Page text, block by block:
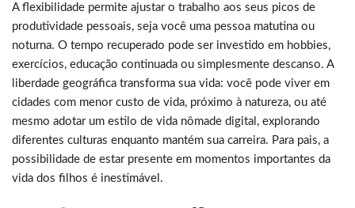
A flexibilidade permite ajustar o trabalho aos seus picos de
produtividade pessoais, seja você uma pessoa matutina ou
noturna. O tempo recuperado pode ser investido em hobbies,
exercícios, educação continuada ou simplesmente descanso. A
liberdade geográfica transforma sua vida: você pode viver em
cidades com menor custo de vida, próximo à natureza, ou até
mesmo adotar um estilo de vida nômade digital, explorando
diferentes culturas enquanto mantém sua carreira. Para pais, a
possibilidade de estar presente em momentos importantes da
vida dos filhos é inestimável.